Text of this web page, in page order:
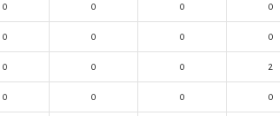
0 0 0 0
0 0 0 0
0 0 0 2
0 0 0 0